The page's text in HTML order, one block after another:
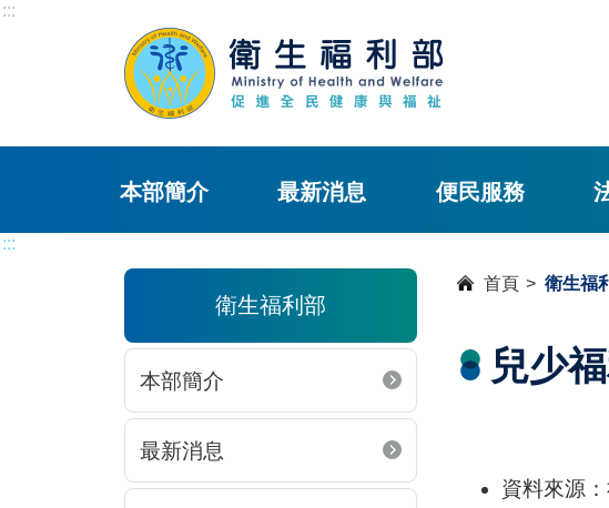
:::
本部簡介 最新消息 便民服務
:::
衛生福利部
本部簡介
最新消息
首頁 衛生福
兒少
資料來源